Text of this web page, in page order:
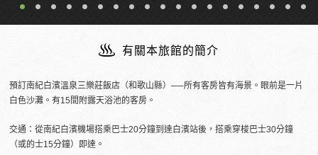
有關本旅館的簡介
預訂南紀白濱溫泉三樂莊飯店（和歌山縣）──所有客房皆有海景。眼前是一片
白色沙灘。有15間附露天浴池的客房。
交通：從南紀白濱機場搭乘巴士20分鐘到達白濱站後，搭乘穿梭巴士30分鐘
（或的士15分鐘）即達。